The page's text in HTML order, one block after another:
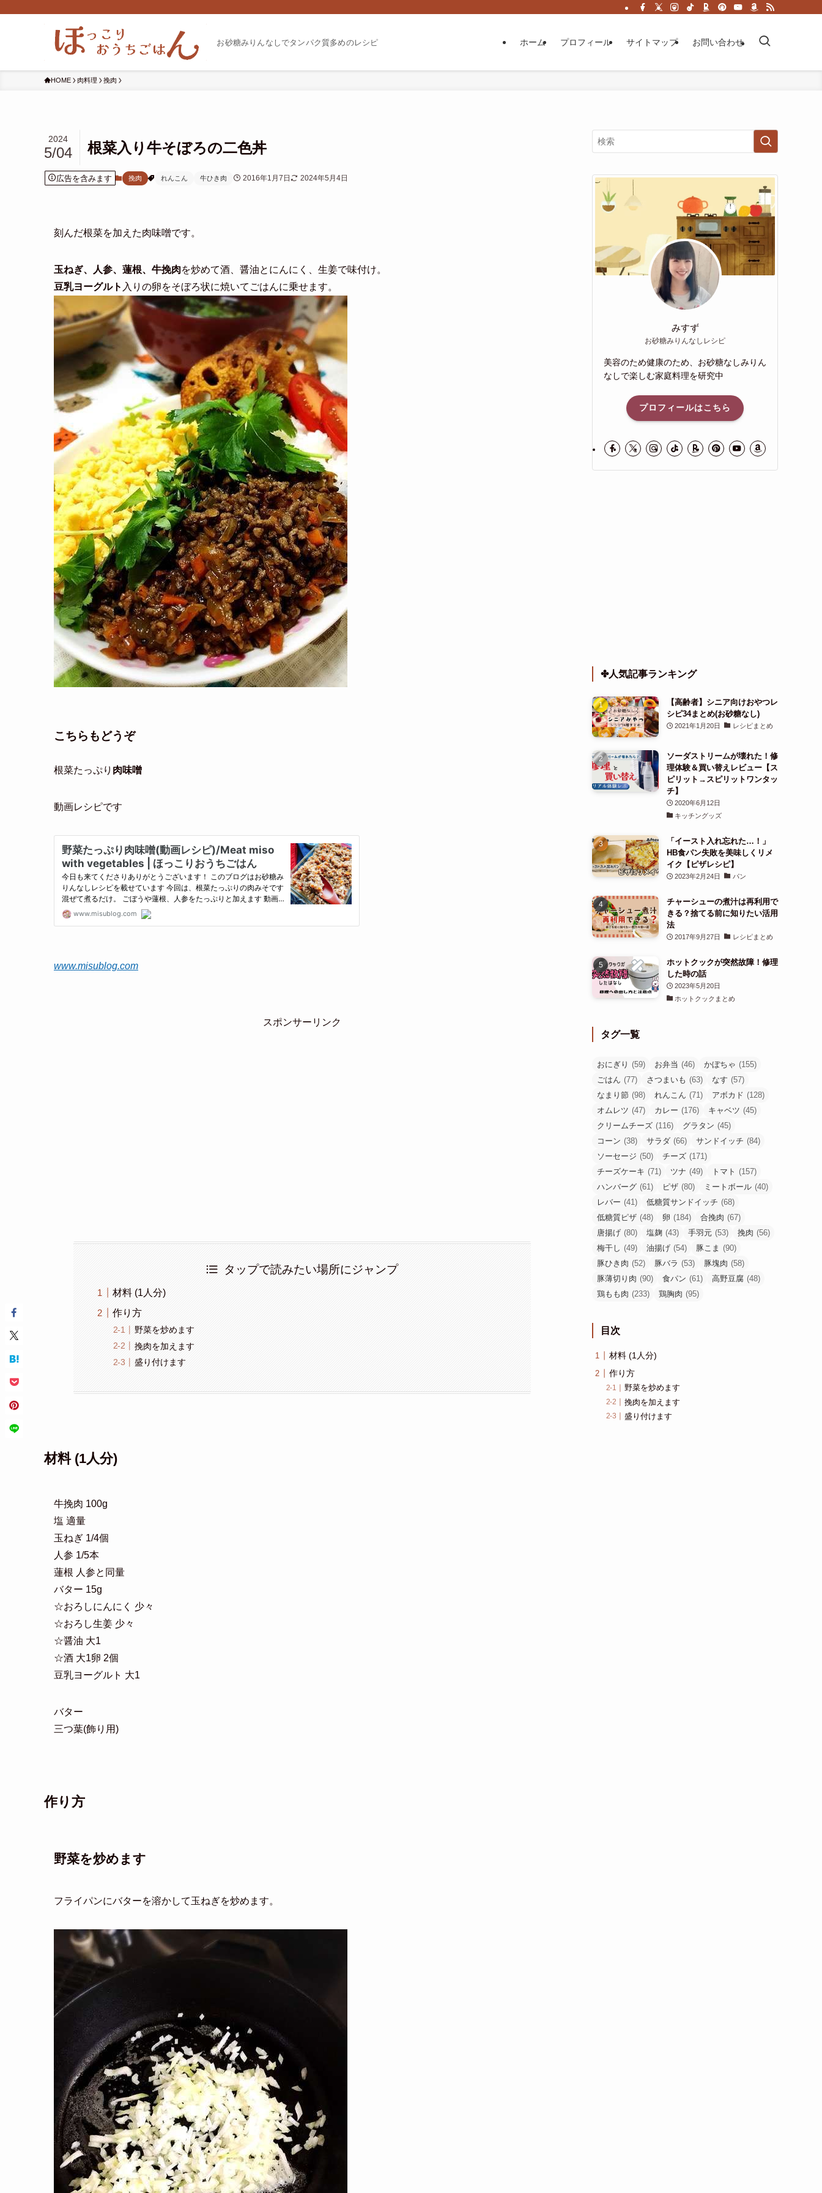
お砂糖みりんなしでタンパク質多めのレシピ ホーム プロフィール サイトマップ お問い合わせ
HOME 肉料理 挽肉
根菜入り牛そぼろの二色丼
2024
5/04
広告を含みます 挽肉 れんこん 牛ひき肉 2016年1月7日 2024年5月4日
刻んだ根菜を加えた肉味噌です。
玉ねぎ、人参、蓮根、牛挽肉を炒めて酒、醤油とにんにく、生姜で味付け。
豆乳ヨーグルト 入りの卵をそぼろ状に焼いてごはんに乗せます。
こちらもどうぞ
根菜たっぷり 肉味噌
動画レシピです
www.misublog.com
スポンサーリンク
タップで読みたい場所にジャンプ
材料 (1人分)
作り方
野菜を炒めます
挽肉を加えます
盛り付けます
材料 (1人分)
牛挽肉 100g
塩 適量
玉ねぎ 1/4個
人参 1/5本
蓮根 人参と同量
バター 15g
☆おろしにんにく 少々
☆おろし生姜 少々
☆醤油 大1
☆酒 大1卵 2個
豆乳ヨーグルト 大1
バター
三つ葉(飾り用)
作り方
野菜を炒めます
フライパンにバターを溶かして玉ねぎを炒めます。
みすず
お砂糖みりんなしレシピ
美容のため健康のため、お砂糖なしみりん
なしで楽しむ家庭料理を研究中
プロフィールはこちら
✤人気記事ランキング
【高齢者】シニア向けおやつレ
シピ34まとめ(お砂糖なし)
2021年1月20日 レシピまとめ
ソーダストリームが壊れた！修
理体験＆買い替えレビュー【ス
ピリット→スピリットワンタッ
チ】
2020年6月12日
キッチングッズ
「イースト入れ忘れた…！」
HB食パン失敗を美味しくリメ
イク【ピザレシピ】
2023年2月24日 パン
チャーシューの煮汁は再利用で
きる？捨てる前に知りたい活用
法
2017年9月27日 レシピまとめ
ホットクックが突然故障！修理
した時の話
2023年5月20日
ホットクックまとめ
タグ一覧
おにぎり (59) お弁当 (46) かぼちゃ (155)
ごはん (77) さつまいも (63) なす (57)
なまり節 (98) れんこん (71) アボカド (128)
オムレツ (47) カレー (176) キャベツ (45)
クリームチーズ (116) グラタン (45)
コーン (38) サラダ (66) サンドイッチ (84)
ソーセージ (50) チーズ (171)
チーズケーキ (71) ツナ (49) トマト (157)
ハンバーグ (61) ピザ (80) ミートボール (40)
レバー (41) 低糖質サンドイッチ (68)
低糖質ピザ (48) 卵 (184) 合挽肉 (67)
唐揚げ (80) 塩麹 (43) 手羽元 (53) 挽肉 (56)
梅干し (49) 油揚げ (54) 豚こま (90)
豚ひき肉 (52) 豚バラ (53) 豚塊肉 (58)
豚薄切り肉 (90) 食パン (61) 高野豆腐 (48)
鶏もも肉 (233) 鶏胸肉 (95)
目次
材料 (1人分)
作り方
野菜を炒めます
挽肉を加えます
盛り付けます